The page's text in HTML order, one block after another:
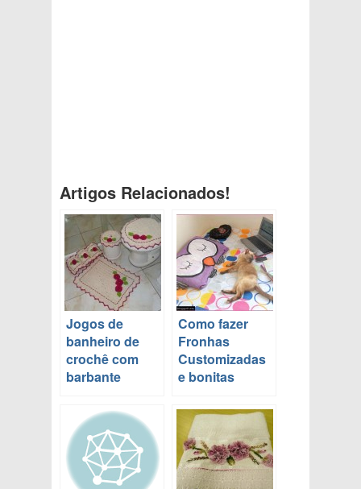
Artigos Relacionados!
Jogos de
banheiro de
crochê com
barbante
Como fazer
Fronhas
Customizadas
e bonitas